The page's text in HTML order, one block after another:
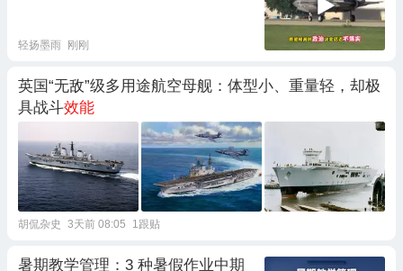
轻扬墨雨 刚刚
英国“无敌”级多用途航空母舰：体型小、重量轻，却极
具战斗效能
胡侃杂史 3天前 08:05 1跟贴
暑期教学管理：3 种暑假作业中期